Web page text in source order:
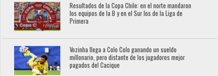
Resultados de la Copa Chile: en el norte mandaron
los equipos de la B y en el Sur los de la Liga de
Primera
Vozinha llega a Colo Colo ganando un sueldo
millonario, pero distante de los jugadores mejor
pagados del Cacique